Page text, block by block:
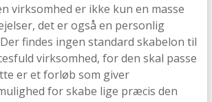
virksomhed er ikke kun en masse
det er også en personlig
findes ingen standard skabelon til
virksomhed, for den skal passe
er et forløb som giver
for skabe lige præcis den